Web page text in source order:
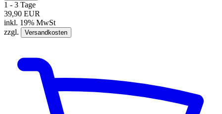
1 - 3 Tage
39,90 EUR
inkl. 19% MwSt
zzgl.
Versandkosten